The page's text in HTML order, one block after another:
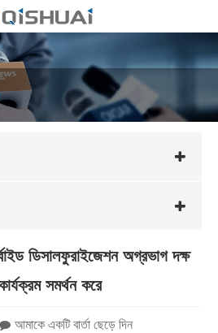
ডিসালফুরাইজেশন অগ্রভাগ দক্ষ
সমর্থন করে
আমাকে একটি বার্তা ছেড়ে দিন